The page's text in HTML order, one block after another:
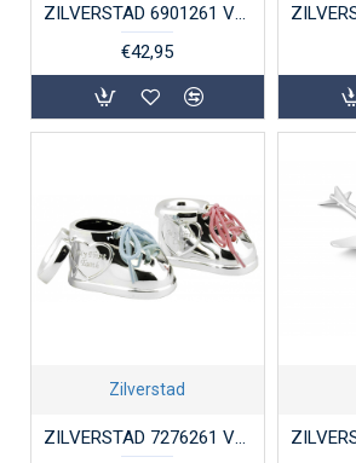
ZILVERSTAD 6901261 VERZILVERD MUZIEKDOOSJE NIJNTJE
€42,95
Zilverstad
ZILVERSTAD 7276261 VERZILVERD TANDEN- EN HAARLOKDOOSJE SCHOENTJES